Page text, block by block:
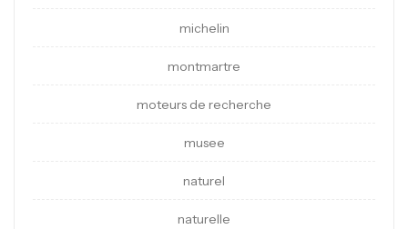
michelin
montmartre
moteurs de recherche
musee
naturel
naturelle